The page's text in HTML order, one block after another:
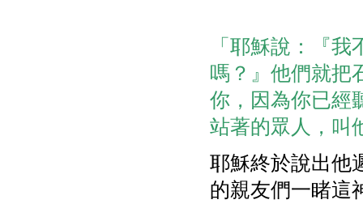
「耶穌說：『
嗎？』他們就把
你，因為你已經
站著的眾人，叫
耶穌終於說出他
的親友們一睹這